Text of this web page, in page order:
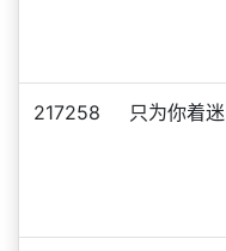
217258 只为你着迷